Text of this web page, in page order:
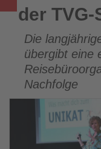
was
Tourismus
los
der TVG-
Die
übergibt eine
Nachfolge